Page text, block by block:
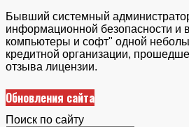
Бывший системный
информационной безопасности и
компьютеры и софт" одной
кредитной организации,
отзыва лицензии.
Обновления сайта
Поиск по сайту